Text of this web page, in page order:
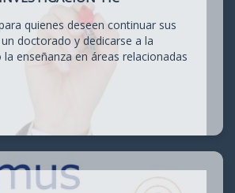
quienes deseen continuar sus
doctorado y dedicarse a la
enseñanza en áreas relacionadas